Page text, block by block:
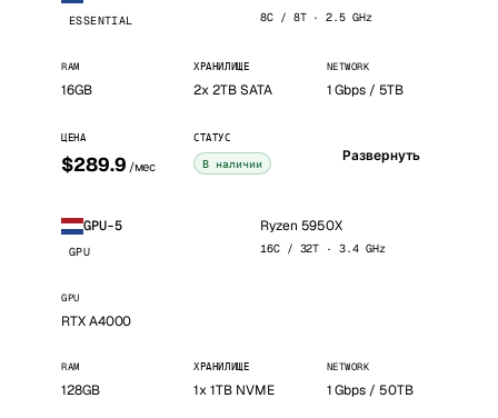
ESSENTIAL 8C / 8T · 2.5 GHz
RAM
16GB
ХРАНИЛИЩЕ
2x 2TB SATA
NETWORK
1 Gbps / 5TB
ЦЕНА
$289.9 /мес
СТАТУС
В наличии Развернуть
GPU-5
GPU
Ryzen 5950X
16C / 32T · 3.4 GHz
GPU
RTX A4000
RAM
128GB
ХРАНИЛИЩЕ
1x 1TB NVME
NETWORK
1 Gbps / 50TB